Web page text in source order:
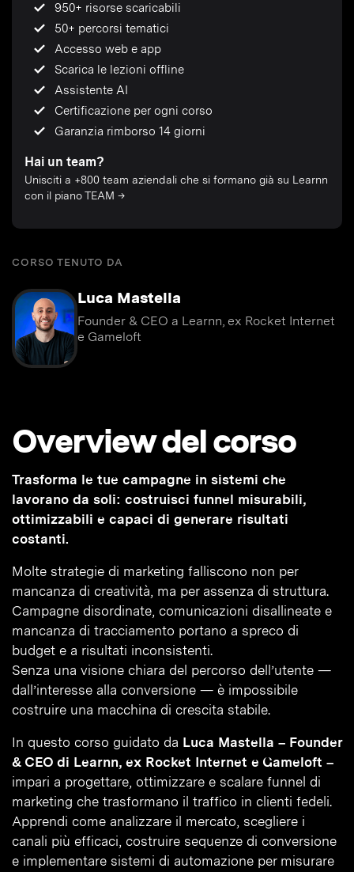
950+ risorse scaricabili
50+ percorsi tematici
Accesso web e app
Scarica le lezioni offline
Assistente AI
Certificazione per ogni corso
Garanzia rimborso 14 giorni
Hai un team?
Unisciti a +800 team aziendali che si formano già su Learnn
con il piano TEAM →
CORSO TENUTO DA
Luca Mastella
Founder & CEO a Learnn, ex Rocket Internet
e Gameloft
Overview del corso
Trasforma le tue campagne in sistemi che
lavorano da soli: costruisci funnel misurabili,
ottimizzabili e capaci di generare risultati
costanti.
Molte strategie di marketing falliscono non per
mancanza di creatività, ma per assenza di struttura.
Campagne disordinate, comunicazioni disallineate e
mancanza di tracciamento portano a spreco di
budget e a risultati inconsistenti.
Senza una visione chiara del percorso dell’utente —
dall’interesse alla conversione — è impossibile
costruire una macchina di crescita stabile.
In questo corso guidato da Luca Mastella – Founder
& CEO di Learnn, ex Rocket Internet e Gameloft –
impari a progettare, ottimizzare e scalare funnel di
marketing che trasformano il traffico in clienti fedeli.
Apprendi come analizzare il mercato, scegliere i
canali più efficaci, costruire sequenze di conversione
e implementare sistemi di automazione per misurare